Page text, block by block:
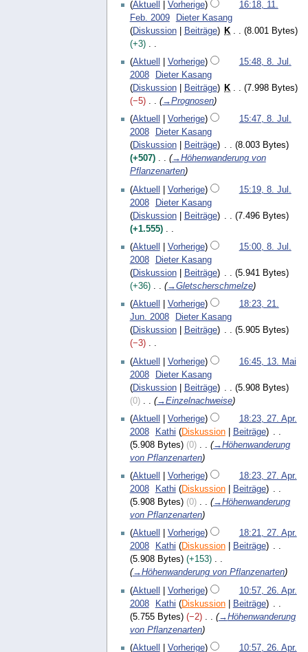
g
s
s
u
n
g
u
s
a
m
m
e
n
f
s
s
u
n
g
n
g
s
z
u
s
a
m
m
e
n
f
a
s
u
n
g
b
e
i
t
n
g
s
z
u
s
a
m
m
e
n
f
a
s
u
n
g
e
i
n
e
B
e
a
r
b
e
i
t
u
g
s
z
u
s
a
m
m
e
n
f
a
s
u
n
g
Aktuell Vorherige
16:18, 11.
Feb. 2009
Dieter Kasang
Diskussion
Beiträge K
8.001 Bytes
+3
K
e
n
e
B
e
a
r
b
e
i
t
u
g
s
z
u
s
a
m
m
e
n
f
a
s
u
n
g
Aktuell Vorherige
15:48, 8. Jul.
2008
Dieter Kasang
Diskussion
Beiträge K
7.998 Bytes
−5
→Prognosen
Aktuell
Vorherige
15:47, 8. Jul.
2008
Dieter Kasang
Diskussion
Beiträge
8.003 Bytes
+507
→Höhenwanderung von
Pflanzenarten
Aktuell
Vorherige
15:19, 8. Jul.
2008
Dieter Kasang
Diskussion
Beiträge
7.496 Bytes
+1.555
K
e
i
n
e
B
e
a
r
b
e
i
t
n
g
s
z
u
s
a
m
m
e
n
f
s
s
u
n
g
Aktuell Vorherige
15:00, 8. Jul.
2008
Dieter Kasang
Diskussion
Beiträge
5.941 Bytes
+36
→Gletscherschmelze
Aktuell Vorherige
18:23, 21.
Jun. 2008
Dieter Kasang
Diskussion
Beiträge
5.905 Bytes
−3
K
e
i
n
e
B
e
a
r
b
e
i
t
n
g
s
z
u
s
a
m
m
Aktuell Vorherige
16:45, 13. Mai
2008
Dieter Kasang
Diskussion
Beiträge
5.908 Bytes
0
→Einzelnachweise
Aktuell Vorherige
18:23, 27. Apr.
2008
Kathi Diskussion
Beiträge
5.908 Bytes
0 →Höhenwanderung
von Pflanzenarten
Aktuell
Vorherige
18:23, 27. Apr.
2008
Kathi Diskussion
Beiträge
5.908 Bytes
0 →Höhenwanderung
von Pflanzenarten
Aktuell
Vorherige
18:21, 27. Apr.
2008
Kathi Diskussion
Beiträge
5.908 Bytes
+153
→Höhenwanderung von Pflanzenarten
Aktuell Vorherige
10:57, 26. Apr.
2008
Kathi Diskussion
Beiträge
5.755 Bytes
−2 →Höhenwanderung
von Pflanzenarten
Aktuell
Vorherige 10:57, 26. Apr.